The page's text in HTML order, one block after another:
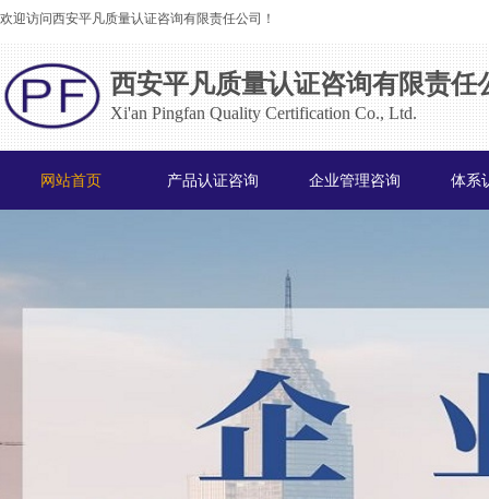
网站首页 产品认证咨询 企业管理咨询 体系
欢迎访问西安平凡质量认证咨询有限责任公司！
西安平凡质量认证咨询有限责任
Xi'an Pingfan Quality Certification Co., Ltd.